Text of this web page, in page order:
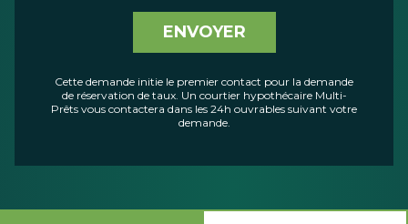
ENVOYER
Cette demande initie le premier contact pour la demande
de réservation de taux. Un courtier hypothécaire Multi-
Prêts vous contactera dans les 24h ouvrables suivant votre
demande.